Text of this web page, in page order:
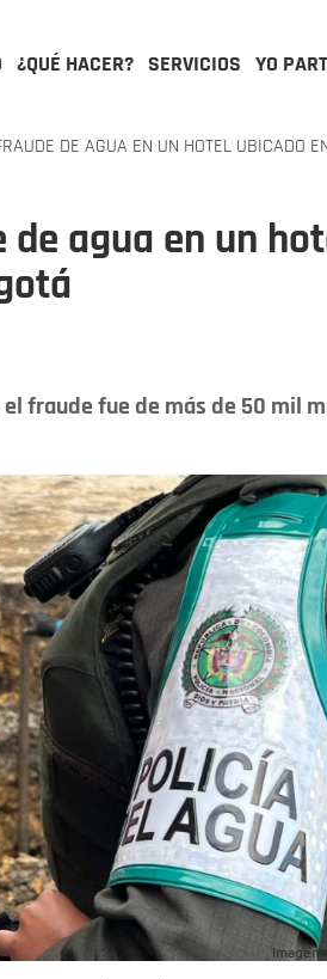
¿QUÉ HACER? SERVICIOS YO
DE AGUA EN UN HOTEL UBICADO
agua en un
fraude fue de más de 50 mil